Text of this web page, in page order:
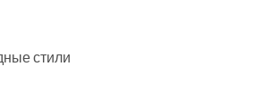
стили